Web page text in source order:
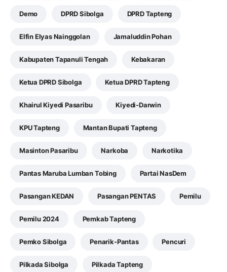
Demo DPRD Sibolga DPRD Tapteng
Elfin Elyas Nainggolan Jamaluddin Pohan
Kabupaten Tapanuli Tengah Kebakaran
Ketua DPRD Sibolga Ketua DPRD Tapteng
Khairul Kiyedi Pasaribu Kiyedi-Darwin
KPU Tapteng Mantan Bupati Tapteng
Masinton Pasaribu Narkoba Narkotika
Pantas Maruba Lumban Tobing Partai NasDem
Pasangan KEDAN Pasangan PENTAS Pemilu
Pemilu 2024 Pemkab Tapteng
Pemko Sibolga Penarik-Pantas Pencuri
Pilkada Sibolga Pilkada Tapteng